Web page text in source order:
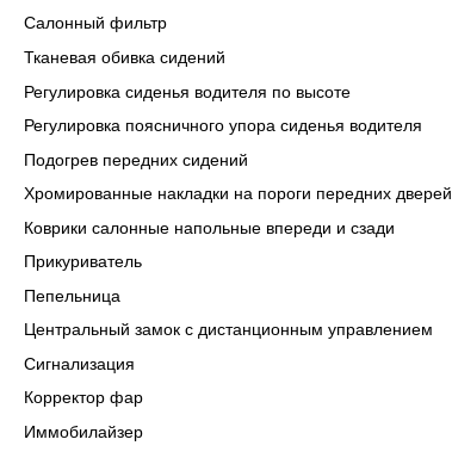
Салонный фильтр
Тканевая обивка сидений
Регулировка сиденья водителя по высоте
Регулировка поясничного упора сиденья водителя
Подогрев передних сидений
Хромированные накладки на пороги передних дверей
Коврики салонные напольные впереди и сзади
Прикуриватель
Пепельница
Центральный замок с дистанционным управлением
Сигнализация
Корректор фар
Иммобилайзер